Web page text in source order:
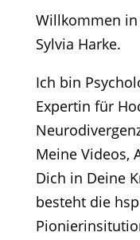
Willkommen
Sylvia Harke.
Ich bin
Expertin für
Meine Videos,
Dich in Deine
besteht die